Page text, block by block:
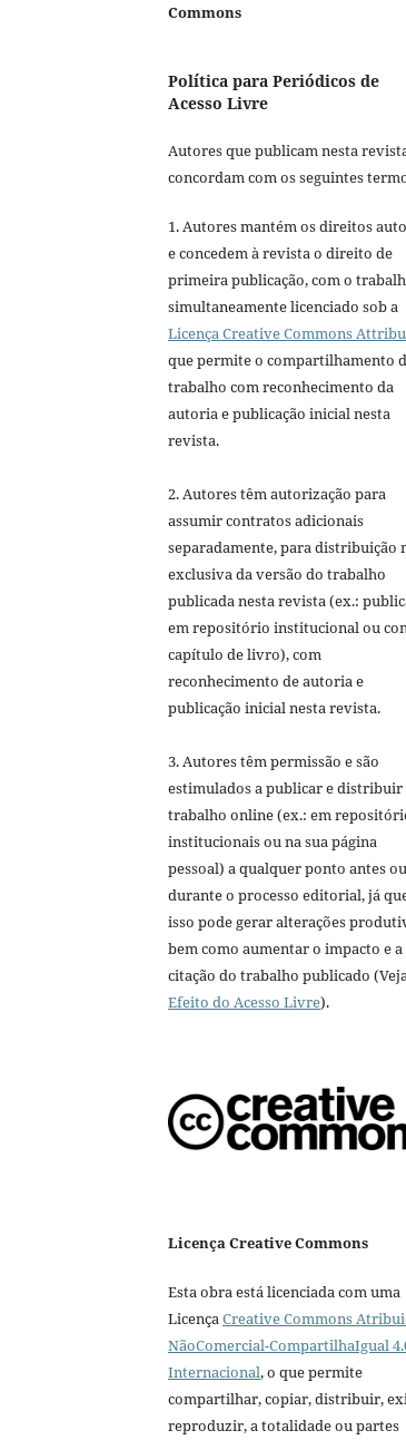
Commons
Política para Periódicos de
Acesso Livre
Autores que publicam nesta
concordam com os seguintes
1. Autores mantém os direitos
e concedem à revista o direito de
primeira publicação, com o
simultaneamente licenciado sob a
Licença Creative Commons
que permite o compartilhamento
trabalho com reconhecimento da
autoria e publicação inicial nesta
revista.
2. Autores têm autorização para
assumir contratos adicionais
separadamente, para distribuição
exclusiva da versão do trabalho
publicada nesta revista (ex.:
em repositório institucional ou
capítulo de livro), com
reconhecimento de autoria e
publicação inicial nesta revista.
3. Autores têm permissão e são
estimulados a publicar e distribuir
trabalho online (ex.: em
institucionais ou na sua página
pessoal) a qualquer ponto antes ou
durante o processo editorial, já
isso pode gerar alterações
bem como aumentar o impacto e a
citação do trabalho publicado
Efeito do Acesso Livre).
Licença Creative Commons
Esta obra está licenciada com uma
LicençaCreative Commons
NãoComercial-CompartilhaIgual
Internacional, o que permite
compartilhar, copiar, distribuir,
reproduzir, a totalidade ou partes